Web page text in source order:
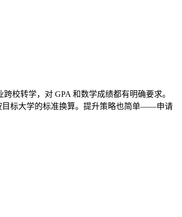
校转学，对 GPA 和数学成绩都有明确要求。
目标大学的标准换算。提升策略也简单——申请